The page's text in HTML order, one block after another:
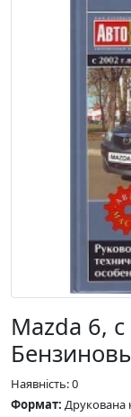
Mazda 6,
Наявність: 0
Формат: Друкована